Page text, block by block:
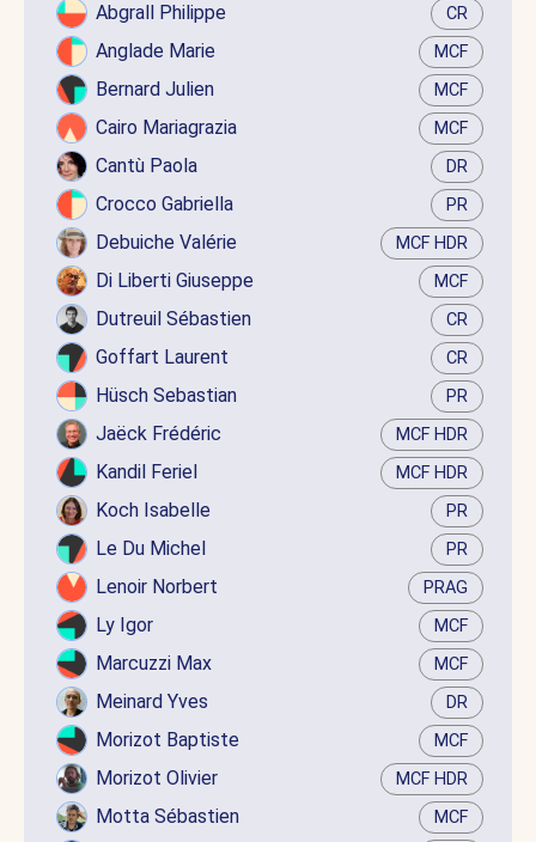
Abgrall Philippe CR
Anglade Marie MCF
Bernard Julien MCF
Cairo Mariagrazia MCF
Cantù Paola DR
Crocco Gabriella PR
Debuiche Valérie MCF HDR
Di Liberti Giuseppe MCF
Dutreuil Sébastien CR
Goffart Laurent CR
Hüsch Sebastian PR
Jaëck Frédéric MCF HDR
Kandil Feriel MCF HDR
Koch Isabelle PR
Le Du Michel PR
Lenoir Norbert PRAG
Ly Igor MCF
Marcuzzi Max MCF
Meinard Yves DR
Morizot Baptiste MCF
Morizot Olivier MCF HDR
Motta Sébastien MCF